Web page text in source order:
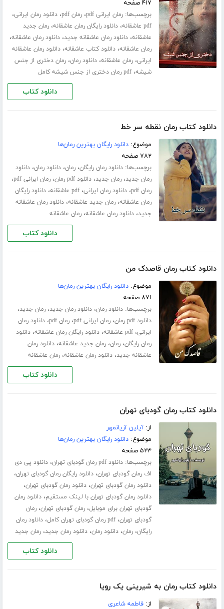
۴۱۷ صفحه
برچسب‌ها:رمان ایرانی pdf ،رمان pdf ،دانلود رمان ایرانی،
pdf عاشقانه ،دانلود رایگان رمان عاشقانه،رمان جدید
عاشقانه،دانلود رمان عاشقانه جدید،دانلود رمان عاشقانه،
رمان عاشقانه،دانلود کتاب عاشقانه،دانلود رمان عاشقانه
ایرانی،رمان عاشقانه،دانلود رمان،رمان دختری از جنس
شیشه،pdf رمان دختری از جنس شیشه کامل
دانلود کتاب
دانلود کتاب رمان نقطه سر خط
موضوع:دانلود رایگان بهترین رمان‌ها
۷۸۲ صفحه
برچسب‌ها:دانلود رمان رایگان،رمان،دانلود رمان،دانلود
رمان جدید،رمان جدید،دانلود pdf رمان ،رمان ایرانی pdf ،
رمان pdf ،دانلود رمان ایرانی،pdf عاشقانه ،دانلود رایگان
رمان عاشقانه،رمان جدید عاشقانه،دانلود رمان عاشقانه
جدید،دانلود رمان عاشقانه،رمان عاشقانه
دانلود کتاب
دانلود کتاب رمان قاصدک من
موضوع:دانلود رایگان بهترین رمان‌ها
۸۷۱ صفحه
برچسب‌ها:دانلود رمان،دانلود رمان جدید،رمان جدید،
دانلود pdf رمان ،رمان ایرانی pdf ،رمان pdf ،دانلود رمان
ایرانی،pdf عاشقانه ،دانلود رایگان رمان عاشقانه،دانلود
رمان رایگان،رمان،رمان جدید عاشقانه،دانلود رمان
عاشقانه جدید،دانلود رمان عاشقانه،رمان عاشقانه
دانلود کتاب
دانلود کتاب رمان گودبای تهران
از:آیلین آریانمهر
موضوع:دانلود رایگان بهترین رمان‌ها
۵۲۳ صفحه
برچسب‌ها:دانلود pdf رمان گودبای تهران ،دانلود پی دی
اف رمان گودبای تهران،دانلود رایگان رمان گودبای تهران،
دانلود رمان گودبای تهران،دانلود رمان گودبای تهران،
دانلود رمان گودبای تهران با لینک مستقیم،دانلود رمان
گودبای تهران برای موبایل،رمان گودبای تهران،رمان
گودبای تهران،pdf رمان گودبای تهران کامل ،دانلود رمان
رایگان،رمان،دانلود رمان،دانلود رمان جدید،رمان جدید
دانلود کتاب
دانلود کتاب رمان به شیرینی یک رویا
از:فاطمه شاعری